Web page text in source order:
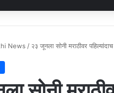
News / २३ जूनला सोनी मराठीवर